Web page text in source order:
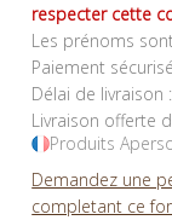
respecter cette
Les prénoms
Paiement
Délai de livraison
Livraison offerte
Produits
Demandez une
completant ce